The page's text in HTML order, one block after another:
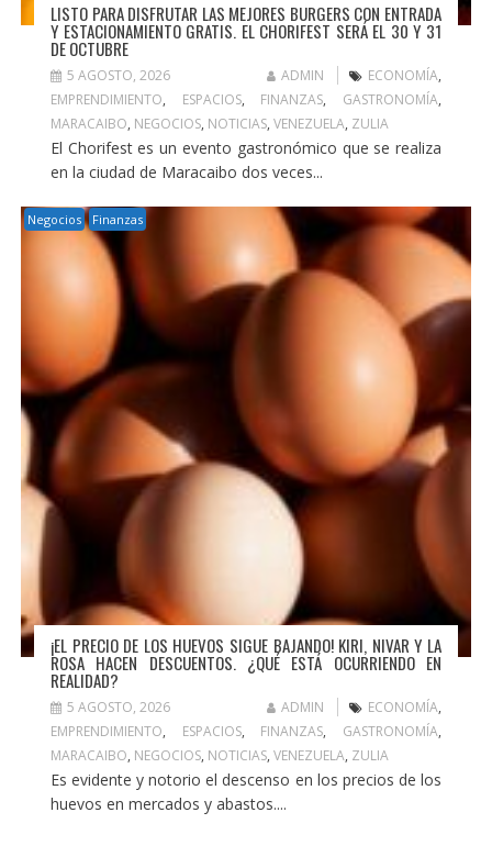
LISTO PARA DISFRUTAR LAS MEJORES BURGERS CON ENTRADA
Y ESTACIONAMIENTO GRATIS. EL CHORIFEST SERÁ EL 30 Y 31
DE OCTUBRE
5 AGOSTO, 2026 ADMIN ECONOMÍA,
EMPRENDIMIENTO, ESPACIOS, FINANZAS, GASTRONOMÍA,
MARACAIBO, NEGOCIOS, NOTICIAS, VENEZUELA, ZULIA
El Chorifest es un evento gastronómico que se realiza
en la ciudad de Maracaibo dos veces...
Negocios Finanzas
¡EL PRECIO DE LOS HUEVOS SIGUE BAJANDO! KIRI, NIVAR Y LA
ROSA HACEN DESCUENTOS. ¿QUÉ ESTÁ OCURRIENDO EN
REALIDAD?
5 AGOSTO, 2026 ADMIN ECONOMÍA,
EMPRENDIMIENTO, ESPACIOS, FINANZAS, GASTRONOMÍA,
MARACAIBO, NEGOCIOS, NOTICIAS, VENEZUELA, ZULIA
Es evidente y notorio el descenso en los precios de los
huevos en mercados y abastos....